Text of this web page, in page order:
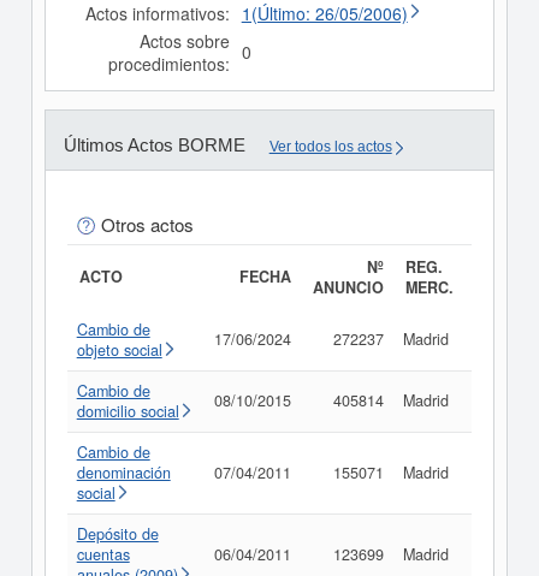
Actos informativos: 1(Último: 26/05/2006)
Actos sobre
procedimientos: 0
Últimos Actos BORME Ver todos los actos
Otros actos
ACTO FECHA
Nº
ANUNCIO
REG.
MERC.
Cambio de
objeto social
17/06/2024 272237 Madrid
Cambio de
domicilio social
08/10/2015 405814 Madrid
Cambio de
denominación
social
07/04/2011 155071 Madrid
Depósito de
cuentas
06/04/2011 123699 Madrid